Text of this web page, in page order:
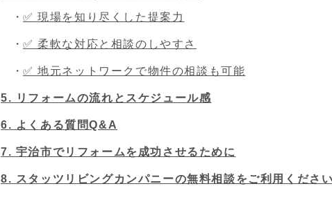
✅ 現場を知り尽くした提案力
✅ 柔軟な対応と相談のしやすさ
✅ 地元ネットワークで物件の相談も可能
5. リフォームの流れとスケジュール感
6. よくある質問Q&A
7. 宇治市でリフォームを成功させるために
8. スタッツリビングカンパニーの無料相談をご利用ください